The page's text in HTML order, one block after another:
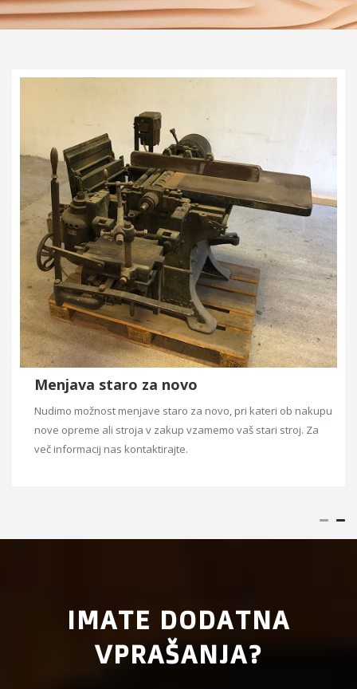
Menjava staro za novo
Nudimo možnost menjave staro za novo, pri kateri ob nakupu
nove opreme ali stroja v zakup vzamemo vaš stari stroj. Za
več informacij nas kontaktirajte.
IMATE DODATNA
VPRAŠANJA?